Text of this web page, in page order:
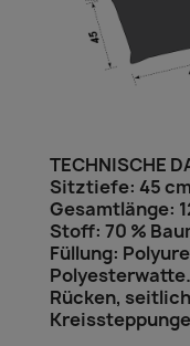
TECHNISCHE
Sitztiefe: 45
Gesamtlänge:
Stoff: 70 %
Füllung:
Rücken,